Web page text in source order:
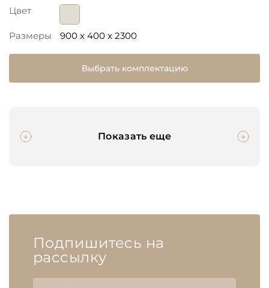
Цвет
Размеры 900 x 400 x 2300
Выбрать комплектацию
Показать еще
Подпишитесь на
рассылку